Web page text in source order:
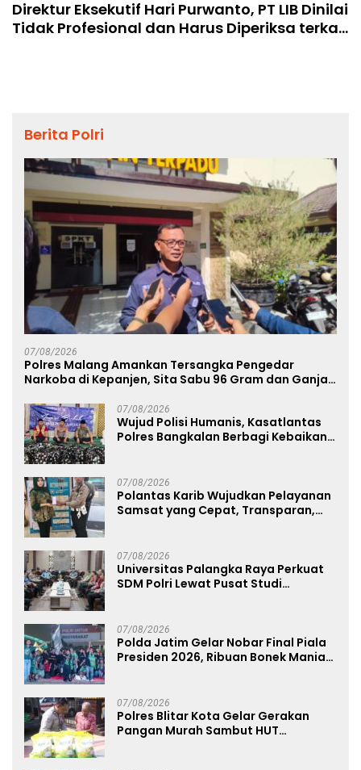
Direktur Eksekutif Hari Purwanto, PT LIB Dinilai
Tidak Profesional dan Harus Diperiksa terkait
Berita Polri
07/08/2026
Polres Malang Amankan Tersangka Pengedar
Narkoba di Kepanjen, Sita Sabu 96 Gram dan Ganja
07/08/2026
Wujud Polisi Humanis, Kasatlantas
Polres Bangkalan Berbagi Kebaikan
07/08/2026
Polantas Karib Wujudkan Pelayanan
Samsat yang Cepat, Transparan,
07/08/2026
Universitas Palangka Raya Perkuat
SDM Polri Lewat Pusat Studi
07/08/2026
Polda Jatim Gelar Nobar Final Piala
Presiden 2026, Ribuan Bonek Mania
07/08/2026
Polres Blitar Kota Gelar Gerakan
Pangan Murah Sambut HUT